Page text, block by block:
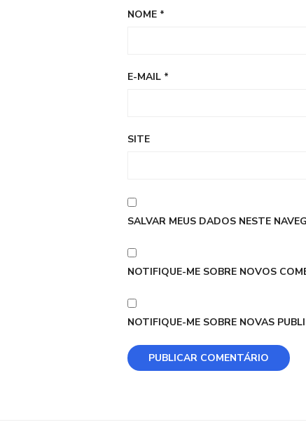
NOME *
E-MAIL *
SITE
SALVAR MEUS DADOS NESTE
NOTIFIQUE-ME SOBRE NOVOS
NOTIFIQUE-ME SOBRE NOVAS